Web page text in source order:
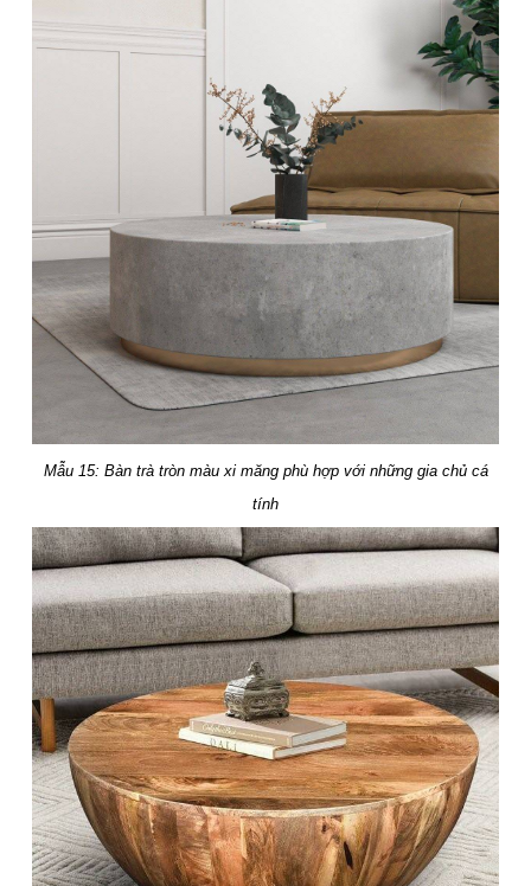
Mẫu 15: Bàn trà tròn màu xi măng phù hợp với những gia chủ cá
tính